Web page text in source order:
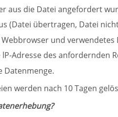
aus die Datei angefordert
(Datei übertragen, Datei
und verwendetes
Adresse des anfordernden
Datenmenge.
werden nach 10 Tagen